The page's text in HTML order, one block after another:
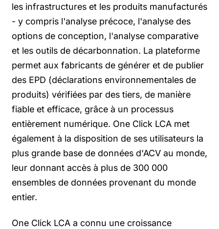
les infrastructures et les produits manufacturés
- y compris l'analyse précoce, l'analyse des
options de conception, l'analyse comparative
et les outils de décarbonnation. La plateforme
permet aux fabricants de générer et de publier
des EPD (déclarations environnementales de
produits) vérifiées par des tiers, de manière
fiable et efficace, grâce à un processus
entièrement numérique. One Click LCA met
également à la disposition de ses utilisateurs la
plus grande base de données d'ACV au monde,
leur donnant accès à plus de 300 000
ensembles de données provenant du monde
entier.
One Click LCA a connu une croissance